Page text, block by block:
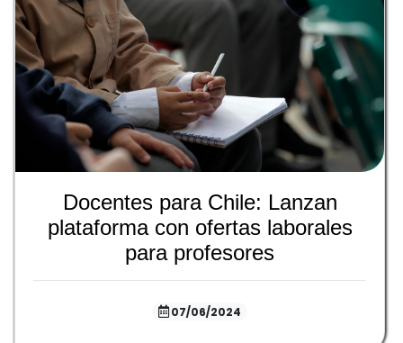
Docentes para Chile: Lanzan
plataforma con ofertas laborales
para profesores
07/06/2024